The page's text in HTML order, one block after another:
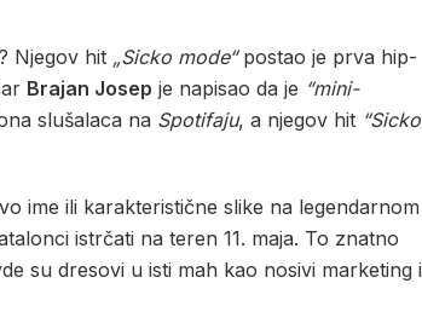
Njegov hit „Sicko mode“postao je prva hip-
Brajan Josep je napisao da je “mini-
slušalaca na Spotifaju, a njegov hit “Sicko
ime ili karakteristične slike na legendarnom
istrčati na teren 11. maja. To znatno
su dresovi u isti mah kao nosivi marketing i